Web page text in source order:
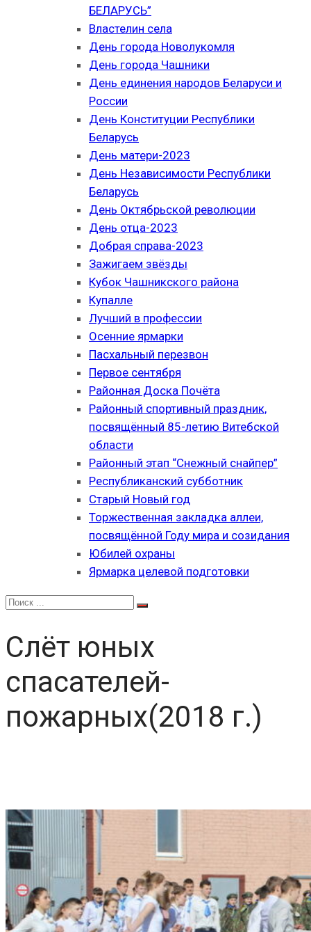
БЕЛАРУСЬ”
Властелин села
День города Новолукомля
День города Чашники
День единения народов Беларуси и
России
День Конституции Республики
Беларусь
День матери-2023
День Независимости Республики
Беларусь
День Октябрьской революции
День отца-2023
Добрая справа-2023
Зажигаем звёзды
Кубок Чашникского района
Купалле
Лучший в профессии
Осенние ярмарки
Пасхальный перезвон
Первое сентября
Районная Доска Почёта
Районный спортивный праздник,
посвящённый 85-летию Витебской
области
Районный этап “Снежный снайпер”
Республиканский субботник
Старый Новый год
Торжественная закладка аллеи,
посвящённой Году мира и созидания
Юбилей охраны
Ярмарка целевой подготовки
Слёт юных
спасателей-
пожарных(2018 г.)